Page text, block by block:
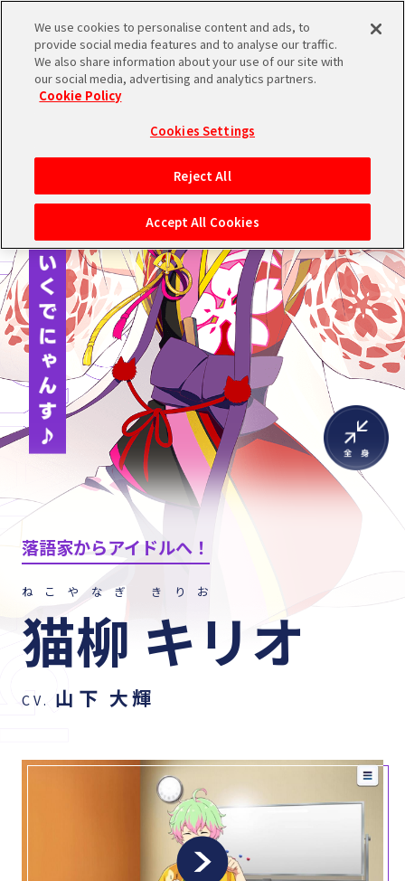
ブランドTOPへ
落語家からアイドルへ！
ねこやなぎ きりお
猫柳 キリオ
CV. 山下 大輝
We use cookies to personalise content and ads, to
provide social media features and to analyse our traffic.
We also share information about your use of our site with
our social media, advertising and analytics partners.
Cookie Policy
Cookies Settings
Reject All
Accept All Cookies